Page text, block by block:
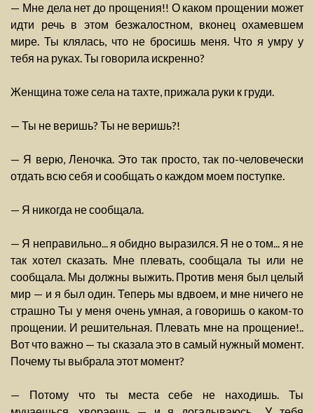
— Мне дела нет до прощения!! О каком прощении может
идти речь в этом безжалостном, вконец охамевшем
мире. Ты клялась, что не бросишь меня. Что я умру у
тебя на руках. Ты говорила искренно?
Женщина тоже села на тахте, прижала руки к груди.
— Ты не веришь? Ты не веришь?!
— Я верю, Леночка. Это так просто, так по-человечески
отдать всю себя и сообщать о каждом моем поступке.
— Я никогда не сообщала.
— Я неправильно... я обидно выразился. Я не о том... я не
так хотел сказать. Мне плевать, сообщала ты или не
сообщала. Мы должны выжить. Против меня был целый
мир — и я был один. Теперь мы вдвоем, и мне ничего не
страшно Ты у меня очень умная, а говоришь о каком-то
прощении. И решительная. Плевать мне на прощение!..
Вот что важно — ты сказала это в самый нужный момент.
Почему ты выбрала этот момент?
— Потому что ты места себе не находишь. Ты